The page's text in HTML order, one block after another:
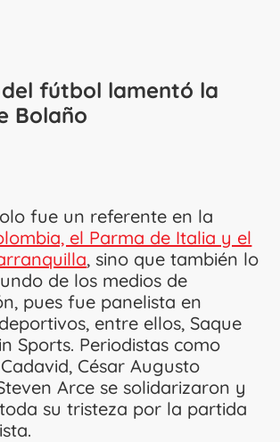
fútbol lamentó la
Bolaño
fue un referente en la
el Parma de Italia y el
, sino que también lo
de los medios de
pues fue panelista en
entre ellos, Saque
Sports. Periodistas como
César Augusto
Arce se solidarizaron y
su tristeza por la partida